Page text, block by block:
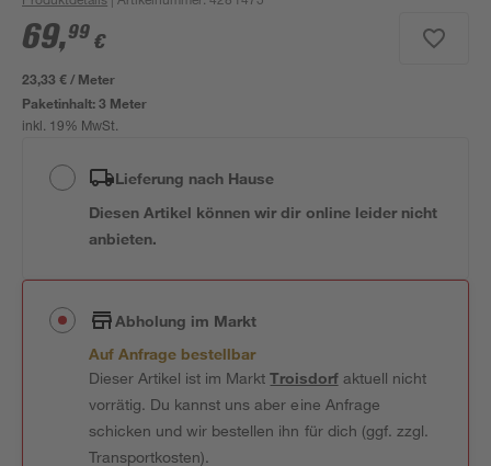
69,99 €
23,33 € / Meter
Paketinhalt:3 Meter
inkl. 19% MwSt.
Lieferung nach Hause
Diesen Artikel können wir dir online leider nicht
anbieten.
Abholung im Markt
Auf Anfrage bestellbar
Dieser Artikel ist im MarktTroisdorfaktuell nicht
vorrätig. Du kannst uns aber eine Anfrage
schicken und wir bestellen ihn für dich (ggf. zzgl.
Transportkosten).